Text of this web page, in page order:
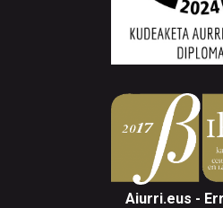
Aiurri.eus -